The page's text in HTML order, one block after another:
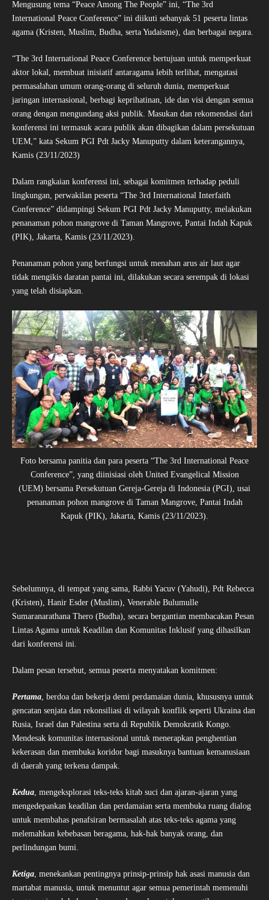
Mengusung tema “Peace Among The People” ini, “The 3rd
International Peace Conference” ini diikuti sebanyak 51 peserta lintas
agama (Kristen, Muslim, Budha, serta Yudaisme), dan berbagai negara.
“The 3rd International Peace Conference bertujuan untuk memperkuat
aktor lokal, membuat inisiatif antaragama lebih terlihat, mengatasi
permasalahan umum orang-orang di seluruh dunia, memperkuat
jaringan internasional, berbagi keprihatinan, ide dan visi dengan semua
orang dengan mengundang aksi publik. Masukan dan rekomendasi dari
konferensi ini termasuk acara publik akan dibagikan dalam persekutuan
UEM,” kata Sekum PGI Pdt Jacky Manuputty dalam keterangannya,
Kamis (23/11/2023)
Dalam rangkaian konferensi ini, sebagai komitmen terhadap peduli
lingkungan, perwakilan peserta “The 3rd International Interfaith
Conference” didampingi Sekum PGI Pdt Jacky Manuputty, melakukan
penanaman pohon mangrove di Taman Mangrove, Pantai Indah Kapuk
(PIK), Jakarta, Kamis (23/11/2023).
Penanaman pohon yang berfungsi untuk menahan arus air laut agar
tidak mengikis daratan pantai ini, dilakukan secara serempak di lokasi
yang telah disiapkan.
Foto bersama panitia dan para peserta “The 3rd International Peace
Conference”, yang diinisiasi oleh United Evangelical Mission
(UEM) bersama Persekutuan Gereja-Gereja di Indonesia (PGI), usai
penanaman pohon mangrove di Taman Mangrove, Pantai Indah
Kapuk (PIK), Jakarta, Kamis (23/11/2023).
Sebelumnya, di tempat yang sama, Rabbi Yacuv (Yahudi), Pdt Rebecca
(Kristen), Hanir Esder (Muslim), Venerable Bulumulle
Sumaranarathana Thero (Budha), secara bergantian membacakan Pesan
Lintas Agama untuk Keadilan dan Komunitas Inklusif yang dihasilkan
dari konferensi ini.
Dalam pesan tersebut, semua peserta menyatakan komitmen:
Pertama, berdoa dan bekerja demi perdamaian dunia, khususnya untuk
gencatan senjata dan rekonsiliasi di wilayah konflik seperti Ukraina dan
Rusia, Israel dan Palestina serta di Republik Demokratik Kongo.
Mendesak komunitas internasional untuk menerapkan penghentian
kekerasan dan membuka koridor bagi masuknya bantuan kemanusiaan
di daerah yang terkena dampak.
Kedua, mengeksplorasi teks-teks kitab suci dan ajaran-ajaran yang
mengedepankan keadilan dan perdamaian serta membuka ruang dialog
untuk membahas penafsiran bermasalah atas teks-teks agama yang
melemahkan kebebasan beragama, hak-hak banyak orang, dan
perlindungan bumi.
Ketiga, menekankan pentingnya prinsip-prinsip hak asasi manusia dan
martabat manusia, untuk menuntut agar semua pemerintah memenuhi